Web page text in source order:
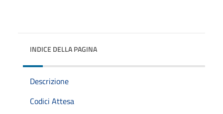
INDICE DELLA PAGINA
Descrizione
Codici Attesa